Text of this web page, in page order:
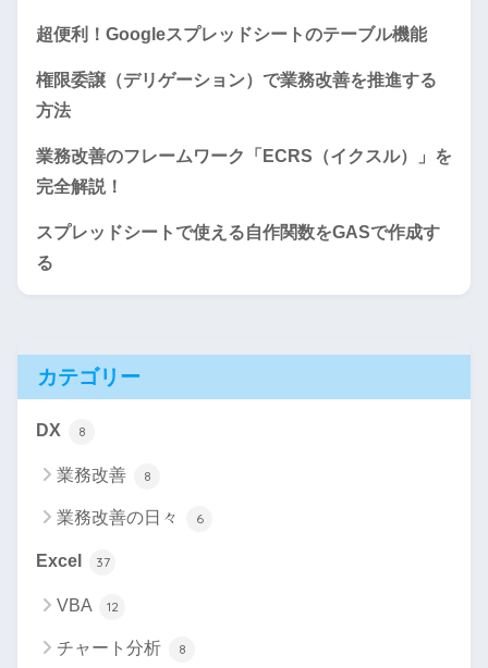
超便利！Googleスプレッドシートのテーブル機能
権限委譲（デリゲーション）で業務改善を推進する
方法
業務改善のフレームワーク「ECRS（イクスル）」を
完全解説！
スプレッドシートで使える自作関数をGASで作成す
る
カテゴリー
DX 8
業務改善 8
業務改善の日々 6
Excel 37
VBA 12
チャート分析 8